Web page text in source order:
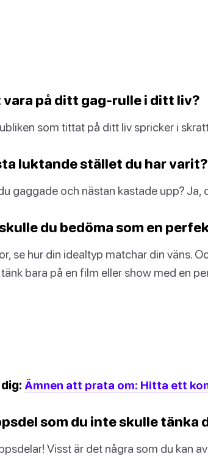
vara på ditt gag-rulle i ditt liv?
som tittat på ditt liv spricker i
luktande stället du har varit?
gaggade och nästan kastade upp? Ja,
du bedöma som en
se hur din idealtyp matchar din väns.
bara på en film eller show med en
Ämnen att prata om: Hitta ett
som du inte skulle tänka
Visst är det några som du kan